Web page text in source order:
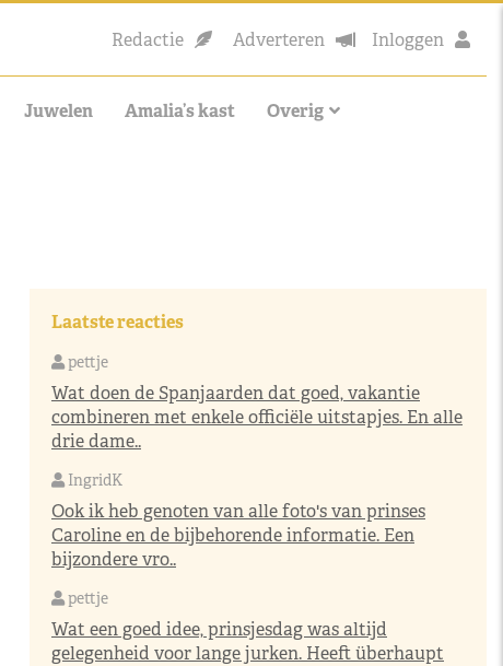
Redactie Adverteren Inloggen
Juwelen Amalia’s kast Overig
Laatste reacties
pettje
Wat doen de Spanjaarden dat goed, vakantie
combineren met enkele officiële uitstapjes. En alle
drie dame..
IngridK
Ook ik heb genoten van alle foto's van prinses
Caroline en de bijbehorende informatie. Een
bijzondere vro..
pettje
Wat een goed idee, prinsjesdag was altijd
gelegenheid voor lange jurken. Heeft überhaupt